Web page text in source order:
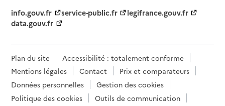
info.gouv.fr
service-public.fr
legifrance.gouv.fr
data.gouv.fr
Plan du site
Accessibilité : totalement conforme
Mentions légales
Contact
Prix et comparateurs
Données personnelles
Gestion des cookies
Politique des cookies
Outils de communication